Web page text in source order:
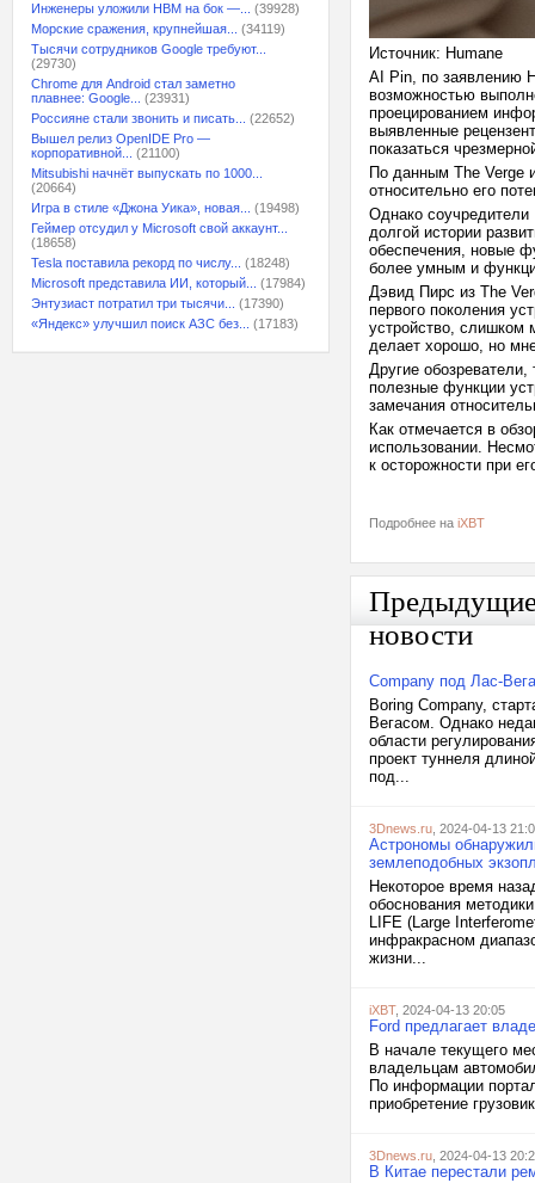
Инженеры уложили HBM на бок —...
(39928)
Морские сражения, крупнейшая...
(34119)
Тысячи сотрудников Google требуют...
(29730)
Chrome для Android стал заметно
плавнее: Google...
(23931)
Россияне стали звонить и писать...
(22652)
Вышел релиз OpenIDE Pro —
корпоративной...
(21100)
Mitsubishi начнёт выпускать по 1000...
(20664)
Игра в стиле «Джона Уика», новая...
(19498)
Геймер отсудил у Microsoft свой аккаунт...
(18658)
Tesla поставила рекорд по числу...
(18248)
Microsoft представила ИИ, который...
(17984)
Энтузиаст потратил три тысячи...
(17390)
«Яндекс» улучшил поиск АЗС без...
(17183)
Источник: Humane
AI Pin, по заявлению
возможностью
проецированием
выявленные
показаться
По данным The Verge
относительно его
Однако
долгой истории
обеспечения, новые
более умным и
Дэвид Пирс из The
первого поколения
устройство, слишком
делает хорошо, но
Другие
полезные функции
замечания
Как отмечается в
использовании.
к осторожности при
Подробнее на iXBT
новости
Company под Лас-
Boring Company,
Вегасом. Однако
области
проект туннеля
под...
3Dnews.ru , 2024-04-13
Астрономы
землеподобных
Некоторое время
обоснования
LIFE (Large
инфракрасном
жизни...
iXBT, 2024-04-13 20:05
Ford предлагает
В начале текущего
владельцам
По информации
приобретение
3Dnews.ru , 2024-04-13
В Китае перестали